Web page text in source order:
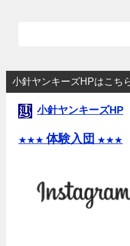
小針ヤンキーズHPはこち
小針ヤンキーズHP
★★★ 体験入団 ★★★